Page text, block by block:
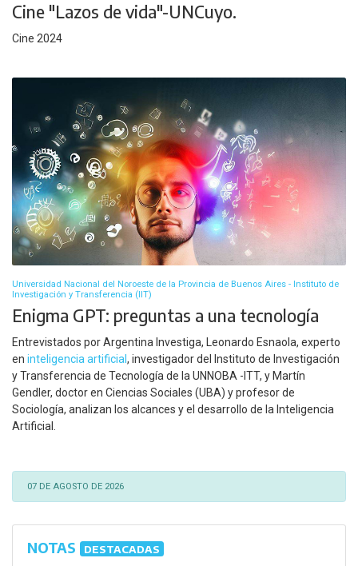
Cine "Lazos de vida"-UNCuyo.
Cine 2024
Universidad Nacional del Noroeste de la Provincia de Buenos Aires - Instituto de
Investigación y Transferencia (IIT)
Enigma GPT: preguntas a una tecnología
Entrevistados por Argentina Investiga, Leonardo Esnaola, experto
en inteligencia artificial , investigador del Instituto de Investigación
y Transferencia de Tecnología de la UNNOBA -ITT, y Martín
Gendler, doctor en Ciencias Sociales (UBA) y profesor de
Sociología, analizan los alcances y el desarrollo de la Inteligencia
Artificial.
07 DE AGOSTO DE 2026
NOTAS DESTACADAS